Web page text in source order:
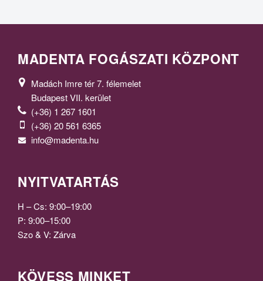
MADENTA FOGÁSZATI KÖZPONT
Madách Imre tér 7. félemelet
Budapest VII. kerület
(+36) 1 267 1601
(+36) 20 561 6365
info@madenta.hu
NYITVATARTÁS
H – Cs: 9:00–19:00
P: 9:00–15:00
Szo & V: Zárva
KÖVESS MINKET